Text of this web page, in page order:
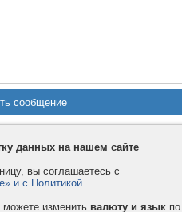
Privacy и Cookie
Правила и условия
Помощь
данных на нашем сайте
вы соглашаетесь с
и с Политикой
изменить валюту и язык по